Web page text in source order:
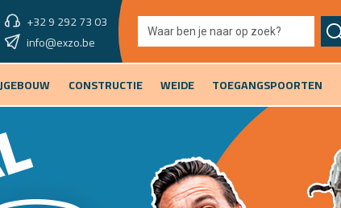
+32 9 292 73 03
showroom vandaag
info@exzo.be 9u - 12u30
CONSTRUCTIE WEIDE TOEGANGSPOORTEN